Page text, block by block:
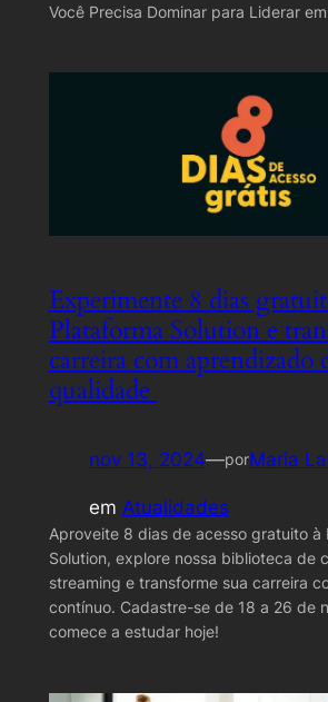
Você Precisa Dominar para Liderar
Experimente 8 dias
Plataforma Solution e
carreira com aprendizado
qualidade
nov 13, 2024—porMaria
em Atualidades
Aproveite 8 dias de acesso gratuito à
Solution, explore nossa biblioteca de
streaming e transforme sua carreira
contínuo. Cadastre-se de 18 a 26 de
comece a estudar hoje!